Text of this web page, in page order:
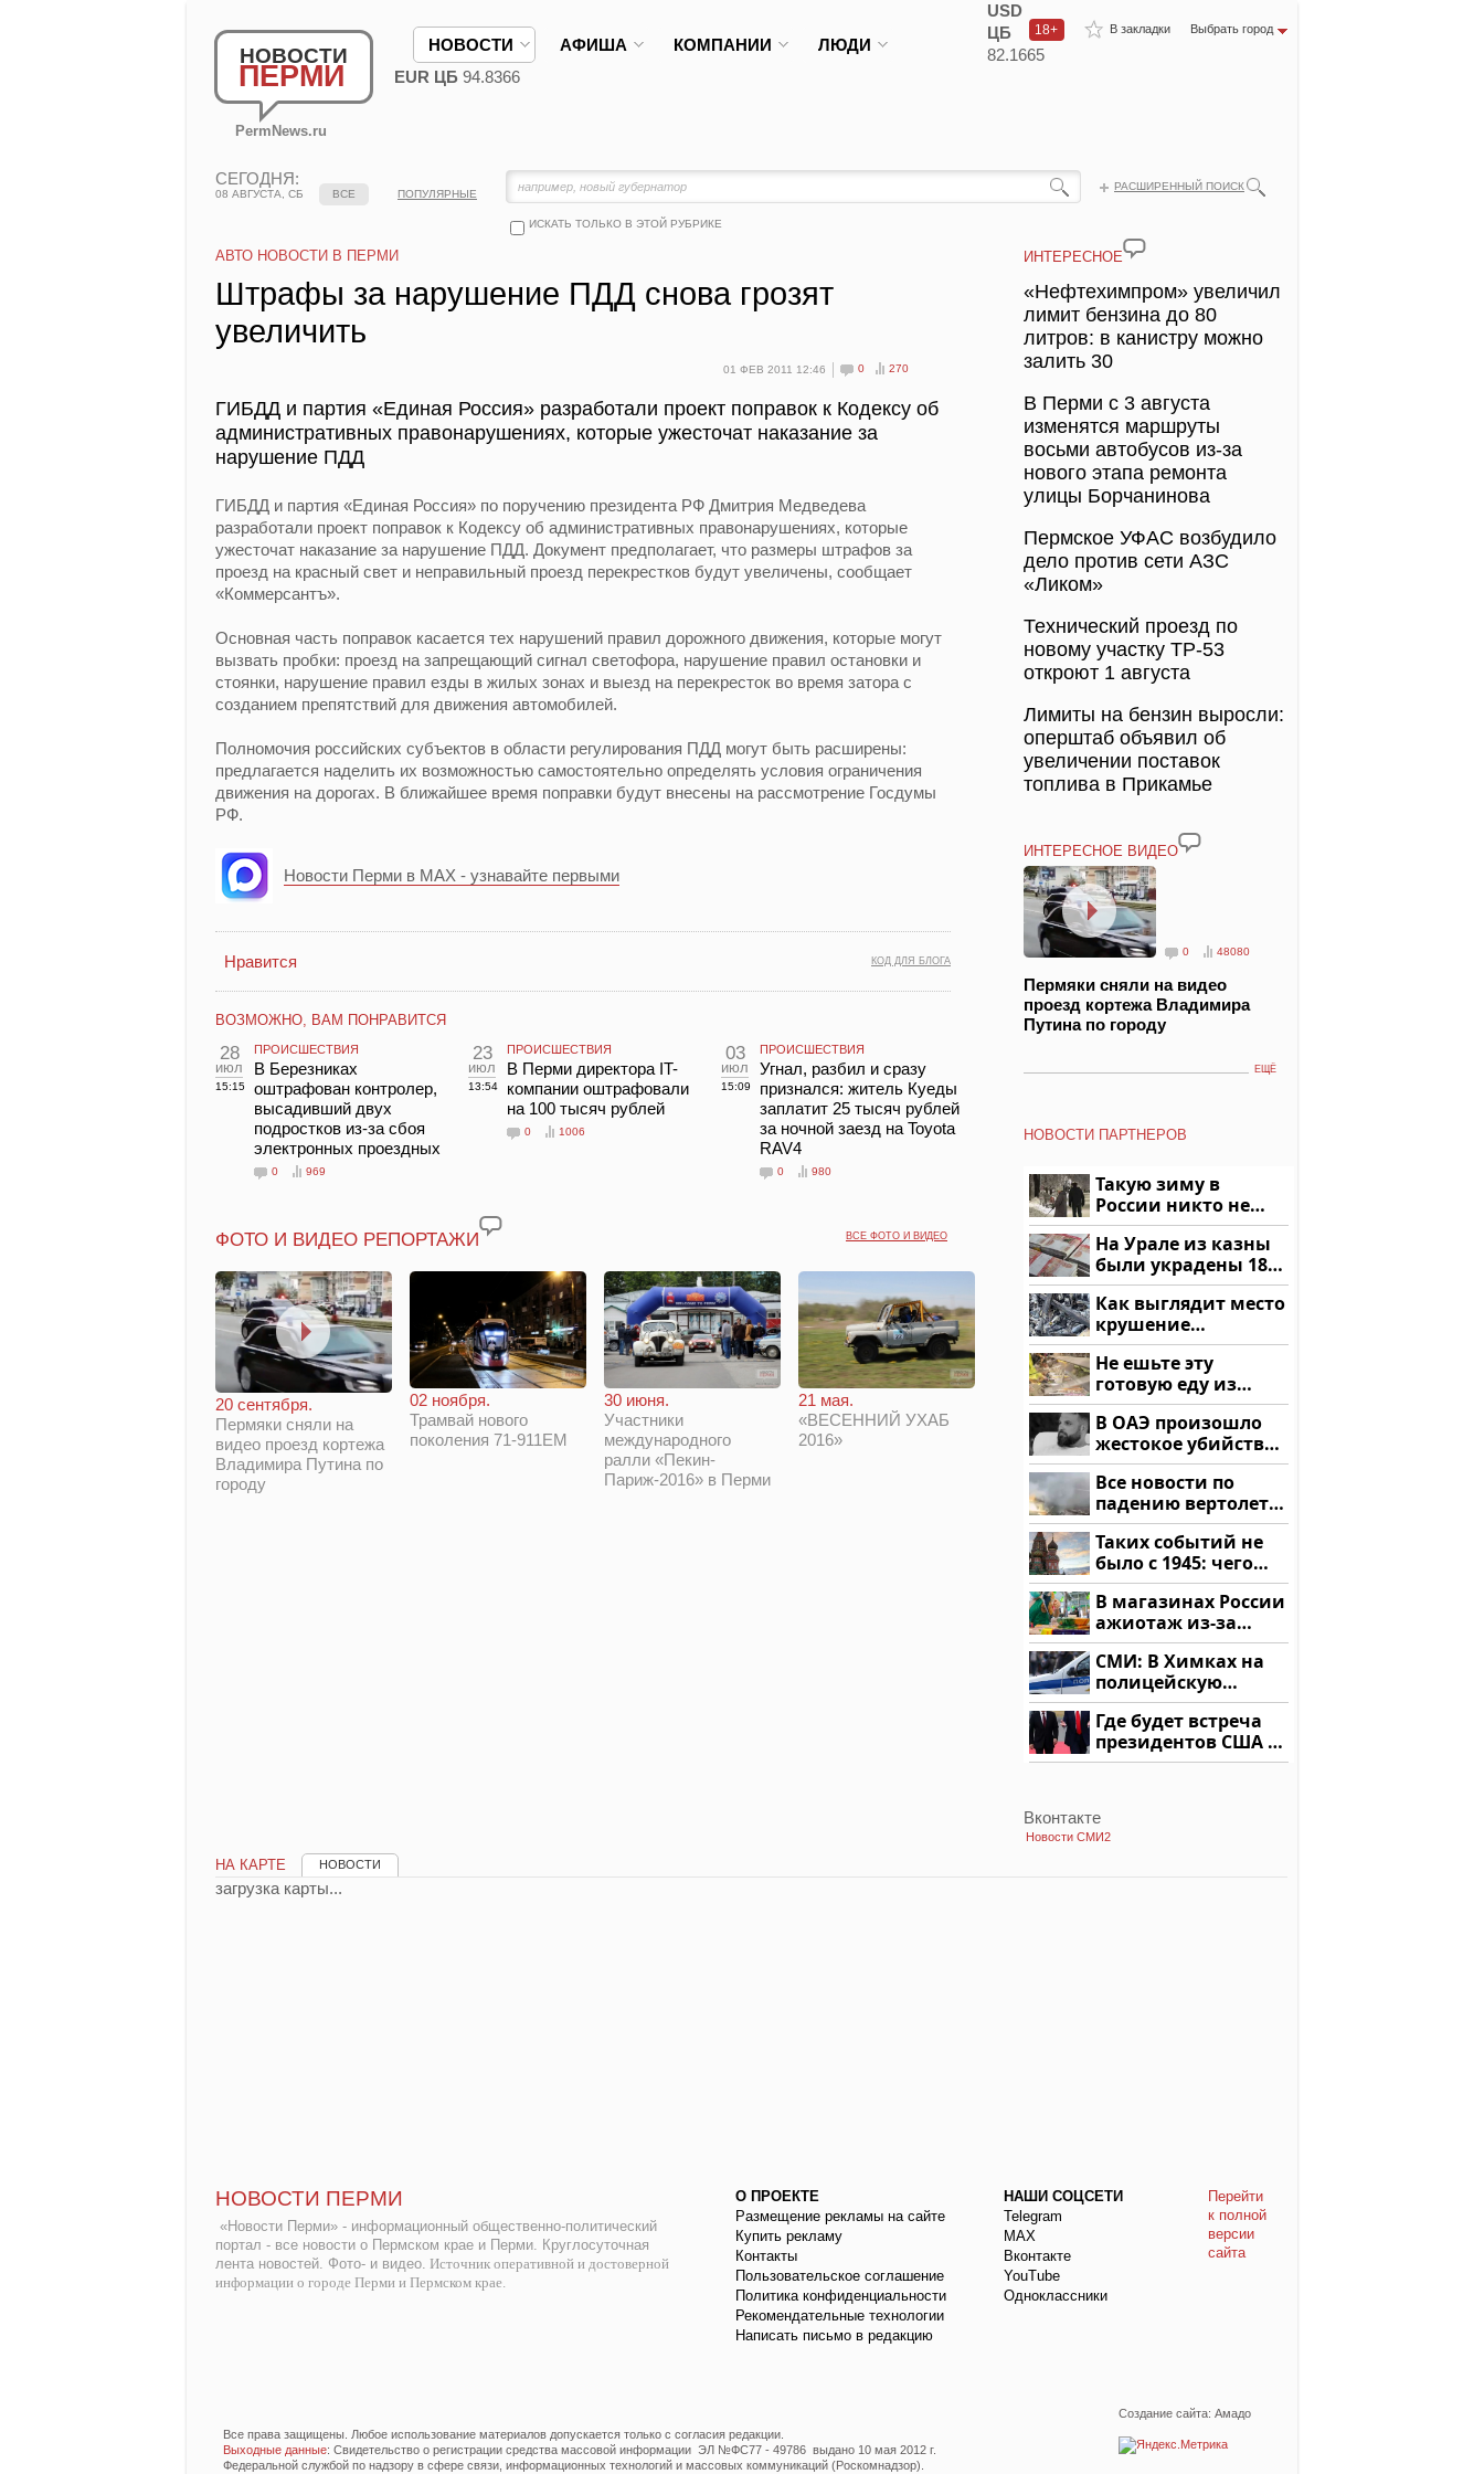
НОВОСТИ
ПЕРМИ
PermNews.ru
В закладки Выбрать город
18+
НОВОСТИ АФИША КОМПАНИИ ЛЮДИ
USD
ЦБ
82.1665
EUR ЦБ 94.8366
СЕГОДНЯ:
08 АВГУСТА, СБ
РАСШИРЕННЫЙ ПОИСК
ИСКАТЬ ТОЛЬКО В ЭТОЙ РУБРИКЕ
ВСЕ ПОПУЛЯРНЫЕ
АВТО НОВОСТИ В ПЕРМИ
Штрафы за нарушение ПДД снова грозят
увеличить
01 ФЕВ 2011 12:46 0 270
ГИБДД и партия «Единая Россия» разработали проект поправок к Кодексу об
административных правонарушениях, которые ужесточат наказание за
нарушение ПДД
ГИБДД и партия «Единая Россия» по поручению президента РФ Дмитрия Медведева
разработали проект поправок к Кодексу об административных правонарушениях, которые
ужесточат наказание за нарушение ПДД. Документ предполагает, что размеры штрафов за
проезд на красный свет и неправильный проезд перекрестков будут увеличены, сообщает
«Коммерсантъ».
Основная часть поправок касается тех нарушений правил дорожного движения, которые могут
вызвать пробки: проезд на запрещающий сигнал светофора, нарушение правил остановки и
стоянки, нарушение правил езды в жилых зонах и выезд на перекресток во время затора с
созданием препятствий для движения автомобилей.
Полномочия российских субъектов в области регулирования ПДД могут быть расширены:
предлагается наделить их возможностью самостоятельно определять условия ограничения
движения на дорогах. В ближайшее время поправки будут внесены на рассмотрение Госдумы
РФ.
Новости Перми в MAX - узнавайте первыми
КОД ДЛЯ БЛОГА
Нравится
ВОЗМОЖНО, ВАМ ПОНРАВИТСЯ
28
июл
15:15
ПРОИСШЕСТВИЯ
В Березниках
оштрафован контролер,
высадивший двух
подростков из-за сбоя
электронных проездных
0 969
23
июл
13:54
ПРОИСШЕСТВИЯ
В Перми директора IT-
компании оштрафовали
на 100 тысяч рублей
0 1006
03
июл
15:09
ПРОИСШЕСТВИЯ
Угнал, разбил и сразу
признался: житель Куеды
заплатит 25 тысяч рублей
за ночной заезд на Toyota
RAV4
0 980
ВСЕ ФОТО И ВИДЕО
ФОТО И ВИДЕО РЕПОРТАЖИ
20 сентября.
Пермяки сняли на
видео проезд кортежа
Владимира Путина по
городу
02 ноября.
Трамвай нового
поколения 71-911ЕМ
30 июня.
Участники
международного
ралли «Пекин-
Париж-2016» в Перми
21 мая.
«ВЕСЕННИЙ УХАБ
2016»
ИНТЕРЕСНОЕ
«Нефтехимпром» увеличил
лимит бензина до 80
литров: в канистру можно
залить 30
В Перми с 3 августа
изменятся маршруты
восьми автобусов из-за
нового этапа ремонта
улицы Борчанинова
Пермское УФАС возбудило
дело против сети АЗС
«Ликом»
Технический проезд по
новому участку ТР-53
откроют 1 августа
Лимиты на бензин выросли:
оперштаб объявил об
увеличении поставок
топлива в Прикамье
ИНТЕРЕСНОЕ ВИДЕО
0 48080
Пермяки сняли на видео
проезд кортежа Владимира
Путина по городу
ЕЩЁ
НОВОСТИ ПАРТНЕРОВ
Такую зиму в
России никто не
ждал: как так?!
На Урале из казны
были украдены 18
миллионов рублей
Как выглядит место
крушение
вертолета на
Кавказе: смотреть
Не ешьте эту
готовую еду из
магазина: список
В ОАЭ произошло
жестокое убийство
криптомиллионера
Все новости по
падению вертолета
на Кавказе: читать
здесь
Таких событий не
было с 1945: чего
ждать всем нам?
В магазинах России
ажиотаж из-за
этого продукта: что
купить?
СМИ: В Химках на
полицейскую
машину напали и
подожгли.
Где будет встреча
президентов США и
России: Европа?
Вконтакте
Новости СМИ2
НА КАРТЕ НОВОСТИ
загрузка карты...
НОВОСТИ ПЕРМИ
«Новости Перми» - информационный общественно-политический
портал - все новости о Пермском крае и Перми. Круглосуточная
лента новостей. Фото- и видео. Источник оперативной и достоверной
информации о городе Перми и Пермском крае.
О ПРОЕКТЕ
Размещение рекламы на сайте
Купить рекламу
Контакты
Пользовательское соглашение
Политика конфиденциальности
Рекомендательные технологии
Написать письмо в редакцию
НАШИ СОЦСЕТИ
Telegram
МАХ
Вконтакте
YouTube
Одноклассники
Перейти
к полной
версии
сайта
Создание сайта: Амадо
Все права защищены. Любое использование материалов допускается только с согласия редакции.
Выходные данные: Свидетельство о регистрации средства массовой информации ЭЛ №ФС77 - 49786 выдано 10 мая 2012 г.
Федеральной службой по надзору в сфере связи, информационных технологий и массовых коммуникаций (Роскомнадзор).